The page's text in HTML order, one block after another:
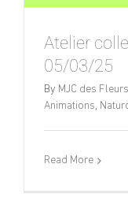
Atelier
05/03/25
By MJC des Fleurs
Animations,
Read More